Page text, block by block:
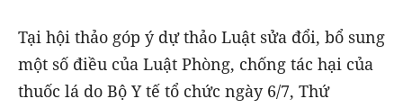
Tại hội thảo góp ý dự thảo Luật sửa đổi, bổ sung
một số điều của Luật Phòng, chống tác hại của
thuốc lá do Bộ Y tế tổ chức ngày 6/7, Thứ